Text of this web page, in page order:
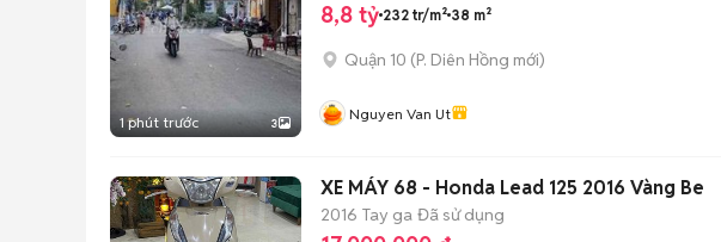
1 phút trước 3
8,8 tỷ 232 tr/m² 38 m²
Quận 10 (P. Diên Hồng mới)
Nguyen Van Ut
XE MÁY 68 - Honda Lead 125 2016 Vàng Be
2016 Tay ga Đã sử dụng